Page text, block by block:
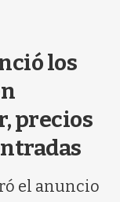
a
los
precios
el anuncio